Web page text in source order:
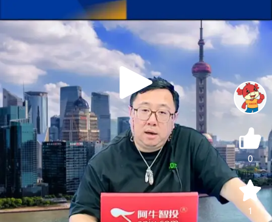
Play
Video
0
1